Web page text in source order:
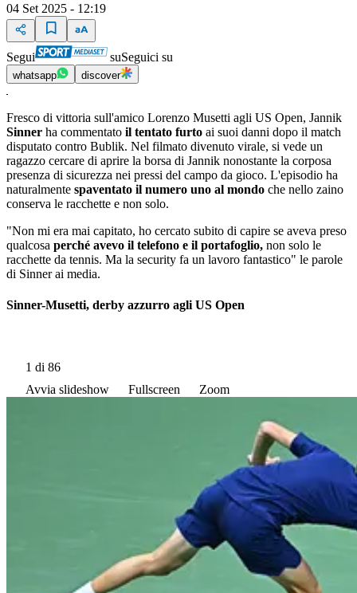
04 Set 2025 - 12:19
Segui suSeguici su
whatsapp discover
Fresco di vittoria sull'amico Lorenzo Musetti agli US Open, Jannik
Sinner ha commentato il tentato furto ai suoi danni dopo il match
disputato contro Bublik. Nel filmato divenuto virale, si vede un
ragazzo cercare di aprire la borsa di Jannik nonostante la corposa
presenza di sicurezza nei pressi del campo da gioco. L'episodio ha
naturalmente spaventato il numero uno al mondo che nello zaino
conserva le racchette e non solo.
"Non mi era mai capitato, ho cercato subito di capire se aveva preso
qualcosa perché avevo il telefono e il portafoglio, non solo le
racchette da tennis. Ma la security fa un lavoro fantastico" le parole
di Sinner ai media.
Sinner-Musetti, derby azzurro agli US Open
1 di 86
Avvia slideshow
Fullscreen Zoom